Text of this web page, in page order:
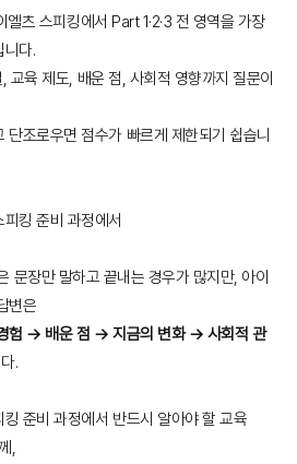
엘츠 스피킹에서 Part 1·2·3 전 영역을 가장
니다.
교육 제도, 배운 점, 사회적 영향까지 질문이
단조로우면 점수가 빠르게 제한되기 쉽습니
킹 준비 과정에서
문장만 말하고 끝내는 경우가 많지만, 아이
변은
험 → 배운 점 → 지금의 변화 → 사회적 관
.
준비 과정에서 반드시 알아야 할 교육
,